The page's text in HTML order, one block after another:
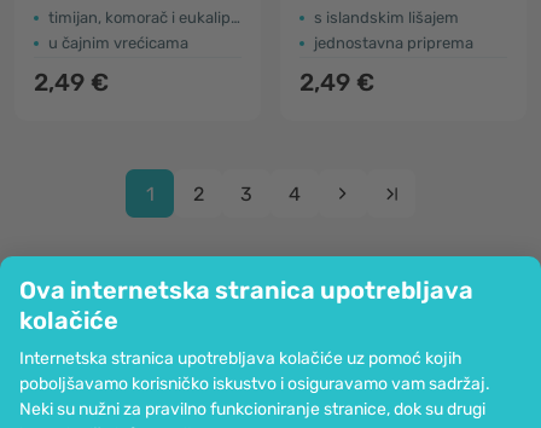
Ova internetska stranica upotrebljava
kolačiće
Internetska stranica upotrebljava kolačiće uz pomoć kojih
poboljšavamo korisničko iskustvo i osiguravamo vam sadržaj.
Neki su nužni za pravilno funkcioniranje stranice, dok su drugi
timijan, komorač i eukaliptus
u čajnim vrećicama
2,49 €
s islandskim lišajem
jednostavna priprema
2,49 €
1 2 3 4
Informacije
Pridružite nam se